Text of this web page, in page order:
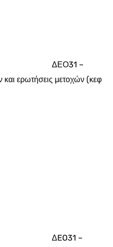
ΔΕΟ31 –
ερωτήσεις μετοχών (κεφ
ΔEO31 –